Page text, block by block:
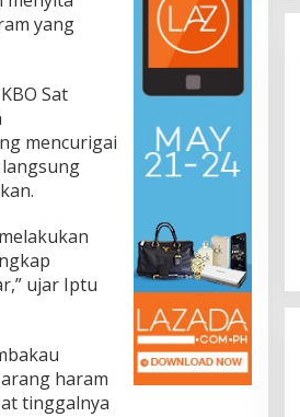
yang
Sat
mencurigai
ujar Iptu
haram
tinggalnya
Telan Korban,
Hantam Pohon di
Daerah, Ekonomi, Hukum & Kriminal, Info
Nasional, Otomatif, Politik,